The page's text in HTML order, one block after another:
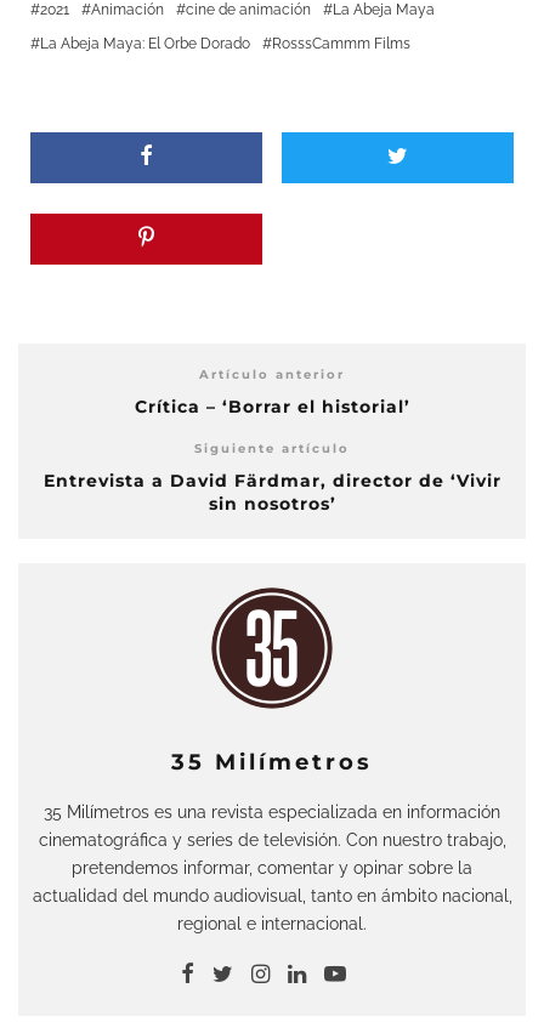
2021 Animación cine de animación
La Abeja Maya
La Abeja Maya: El Orbe Dorado
RosssCammm Films
Artículo anterior
Crítica – ‘Borrar el historial’
Siguiente artículo
Entrevista a David Färdmar, director de ‘Vivir
sin nosotros’
35 Milímetros
35 Milímetros es una revista especializada en información
cinematográfica y series de televisión. Con nuestro trabajo,
pretendemos informar, comentar y opinar sobre la
actualidad del mundo audiovisual, tanto en ámbito nacional,
regional e internacional.